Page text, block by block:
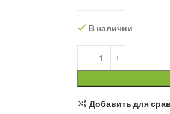
В наличии
Добавить для